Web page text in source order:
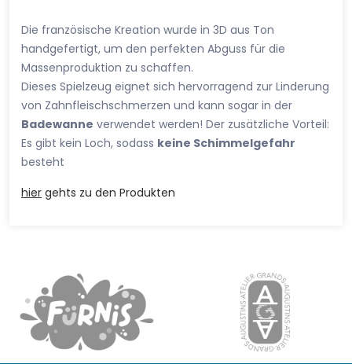
Die französische Kreation wurde in 3D aus Ton
handgefertigt, um den perfekten Abguss für die
Massenproduktion zu schaffen.
Dieses Spielzeug eignet sich hervorragend zur Linderung
von Zahnfleischschmerzen und kann sogar in der
Badewanne verwendet werden! Der zusätzliche Vorteil:
Es gibt kein Loch, sodass keine Schimmelgefahr
besteht
hier gehts zu den Produkten